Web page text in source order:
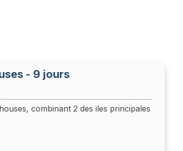
- 9 jours
combinant 2 des iles principales